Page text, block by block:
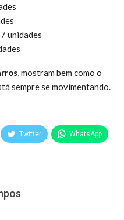
unidades
, mostram bem como o
sempre se movimentando.
Twitter WhatsApp